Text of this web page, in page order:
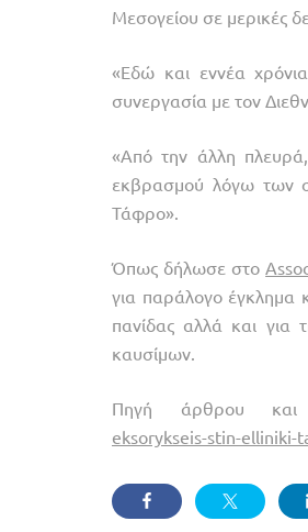
Μεσογείου σε μερικές
«Εδώ και εννέα
συνεργασία με τον
«Από την άλλη πλευρά,
εκβρασμού λόγω των
Τάφρο».
Όπως δήλωσε στο
για παράλογο έγκλημα
πανίδας αλλά και για
καυσίμων.
Πηγή άρθρου και
eksorykseis-stin-elliniki-